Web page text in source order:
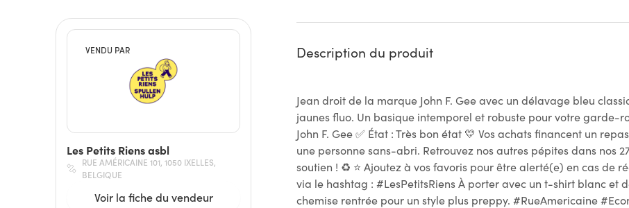
VENDU PAR
Les Petits Riens asbl
RUE AMÉRICAINE 101, 1050 IXELLES,
BELGIQUE
Voir la fiche du vendeur
Description du produit
Jean droit de la marque John F. Gee avec un délavage bleu
jaunes fluo. Un basique intemporel et robuste pour votre garde-
John F. Gee ✅ État : Très bon état 💛 Vos achats financent un
une personne sans-abri. Retrouvez nos autres pépites dans
soutien ! ♻ ⭐ Ajoutez à vos favoris pour être alerté(e) en cas de
via le hashtag : #LesPetitsRiens À porter avec un t-shirt blanc et
chemise rentrée pour un style plus preppy. #RueAmericaine